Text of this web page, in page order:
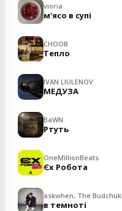
vioria
м'ясо в супі
CHOOB
Тепло
IVAN LIULENOV
МЕДУЗА
BaWN
Ртуть
OneMillionBeats
Єх Робота
askwhen, The Budchuk
в темноті